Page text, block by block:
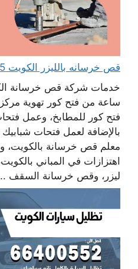
قص خرسانه بالليزر الكويت 65932555 فتح كور تكييف
ساعة من فتح كور تهوية
فتح كور للمطابخ، وعمل
بالإضافة لعمل فتحات
معلم قص خرسانة بالكويت،
اهتزازات في المباني
ليزر، وقص خرسانة السقف